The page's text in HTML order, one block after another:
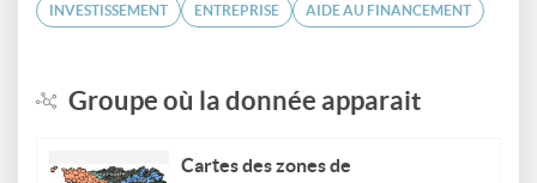
INVESTISSEMENT ENTREPRISE AIDE AU FINANCEMENT
Groupe où la donnée apparait
Cartes des zones de